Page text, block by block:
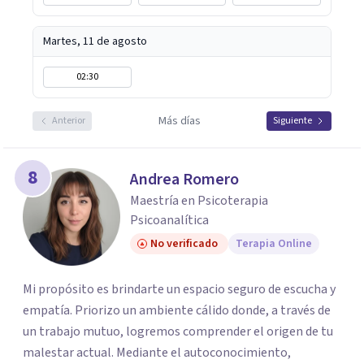
Martes, 11 de agosto
02:30
Anterior Más días Siguiente
8 Andrea Romero
Maestría en Psicoterapia
Psicoanalítica
No verificado Terapia Online
Mi propósito es brindarte un espacio seguro de escucha y
empatía. Priorizo un ambiente cálido donde, a través de
un trabajo mutuo, logremos comprender el origen de tu
malestar actual. Mediante el autoconocimiento,